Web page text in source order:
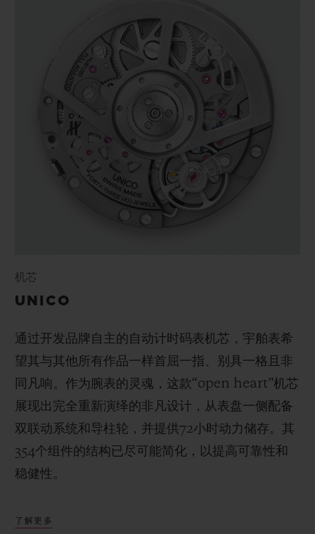
机芯
UNICO
通过开发品牌自主的自动计时码表机芯，宇舶表希
望其与其他所有作品一样首屈一指、别具一格且非
同凡响。作为腕表的灵魂，这款“open heart”机芯
展现出完全重新演绎的非凡设计，从表盘一侧配备
双联动系统和导柱轮，并提供72小时动力储存。其
354个组件的结构已尽可能简化，以提高可靠性和
稳健性。
了解更多